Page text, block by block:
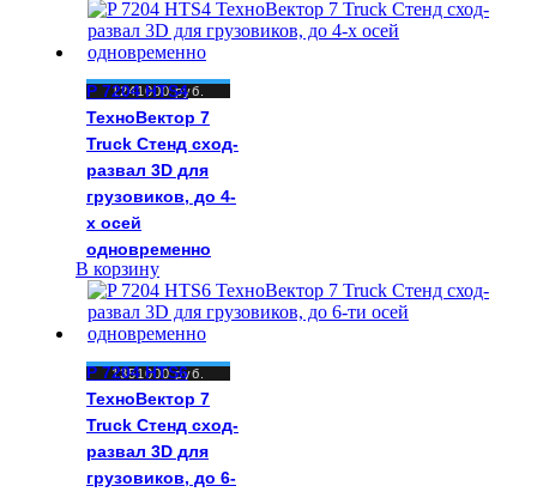
P 7204 HTS4
ТехноВектор 7
Truck Стенд сход-
развал 3D для
грузовиков, до 4-
х осей
одновременно
1241000руб.
В корзину
P 7204 HTS6
ТехноВектор 7
Truck Стенд сход-
развал 3D для
грузовиков, до 6-
1351000руб.